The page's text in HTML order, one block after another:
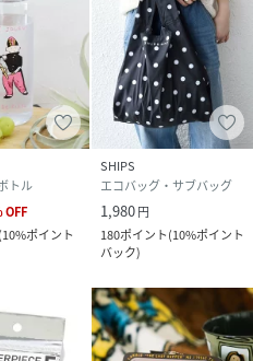
トル
OFF
(10%ポイント
SHIPS
エコバッグ・サブバッグ
1,980円
180ポイント(10%ポイント
バック)